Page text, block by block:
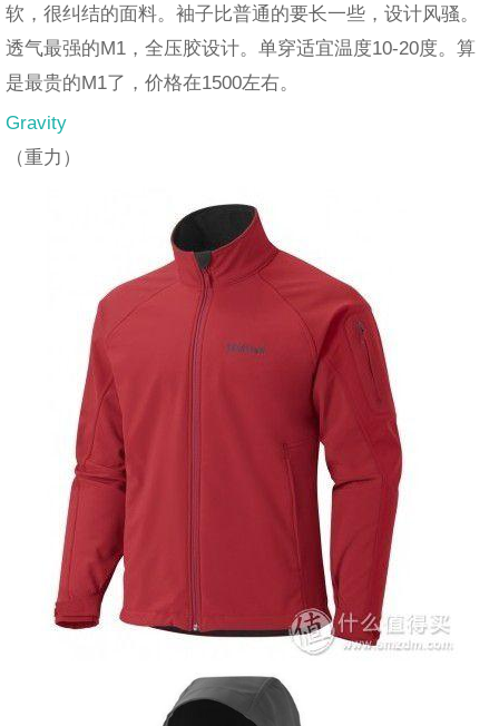
软，很纠结的面料。袖子比普通的要长一些，设计风骚。
透气最强的M1，全压胶设计。单穿适宜温度10-20度。算
是最贵的M1了，价格在1500左右。
Gravity
（重力）